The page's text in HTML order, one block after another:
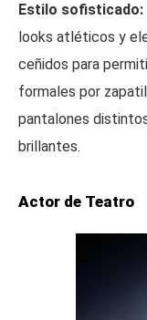
Estilo sofisticado:
looks atléticos y
ceñidos para
formales por
pantalones
brillantes.
Actor de Teatro